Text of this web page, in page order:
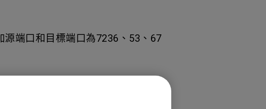
端口和目標端口為7236、53、67